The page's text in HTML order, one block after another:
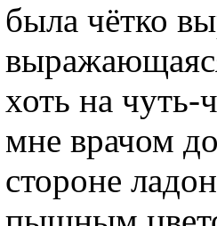
была чётко
хоть на
мне врачом
стороне